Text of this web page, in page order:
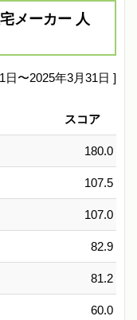
メーカー 人
日〜2025年3月31日 ]
スコア
180.0
107.5
107.0
82.9
81.2
60.0